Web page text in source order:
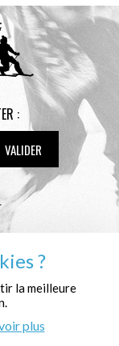
:
?
la meilleure
plus